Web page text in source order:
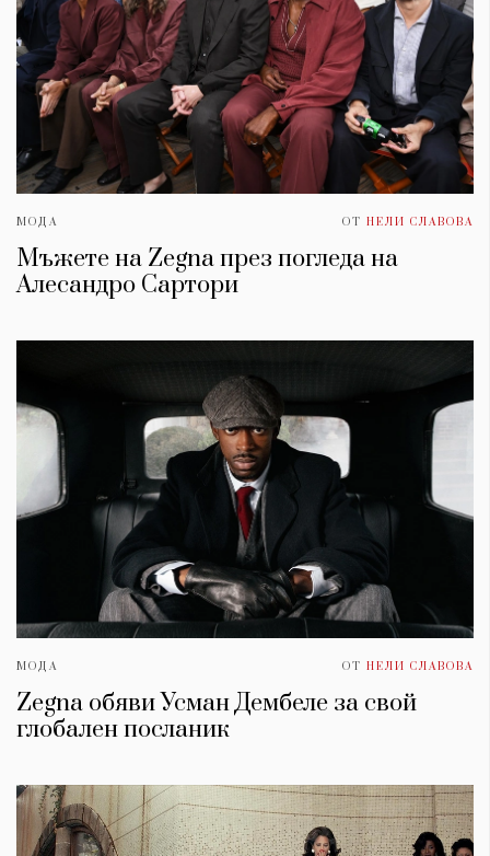
МОДА ОТ НЕЛИ СЛАВОВА
Мъжете на Zegna през погледа на
Алесандро Сартори
МОДА ОТ НЕЛИ СЛАВОВА
Zegna обяви Усман Дембеле за свой
глобален посланик